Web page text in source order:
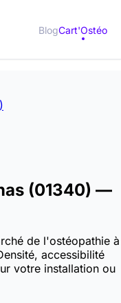
BlogCart'Ostéo
(01340) —
de l'ostéopathie à
accessibilité
votre installation ou